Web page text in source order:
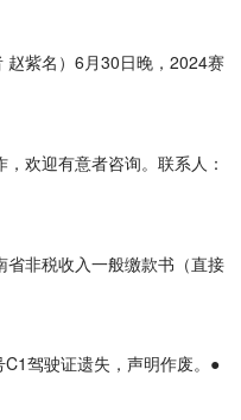
紫名）6月30日晚，2024赛
欢迎有意者咨询。联系人：
非税收入一般缴款书（直接
驾驶证遗失，声明作废。●